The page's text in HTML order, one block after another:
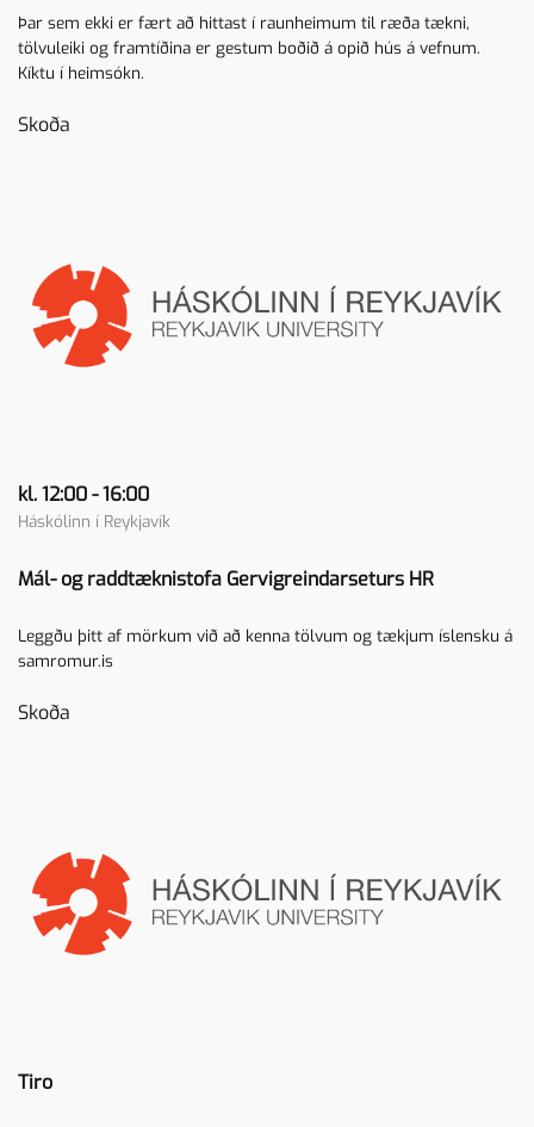
Þar sem ekki er fært að hittast í raunheimum til ræða tækni,
tölvuleiki og framtíðina er gestum boðið á opið hús á vefnum.
Kíktu í heimsókn.
Skoða
kl. 12:00 - 16:00
Háskólinn í Reykjavík
Mál- og raddtæknistofa Gervigreindarseturs HR
Leggðu þitt af mörkum við að kenna tölvum og tækjum íslensku á
samromur.is
Skoða
Tiro